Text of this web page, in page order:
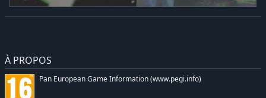
À PROPOS
Pan European Game Information (www.pegi.info)